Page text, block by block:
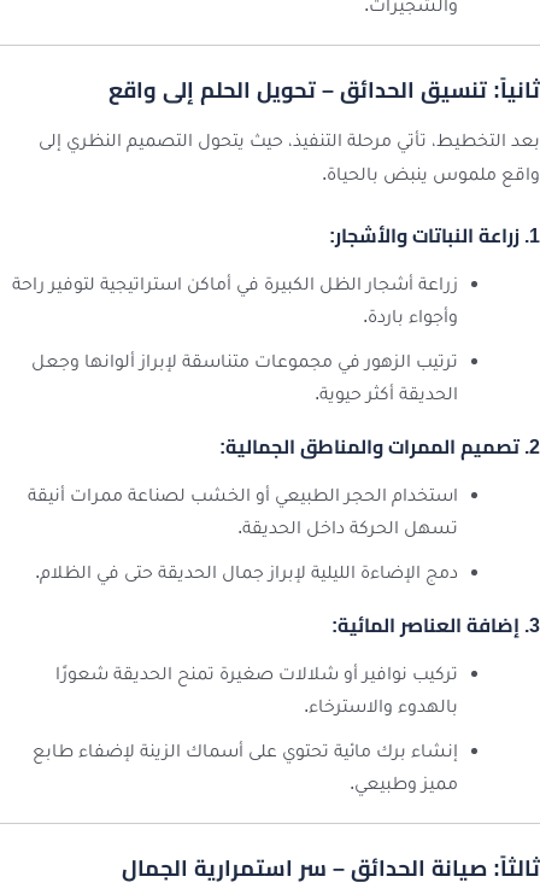
والشجيرات.
ثانياً: تنسيق الحدائق – تحويل الحلم إلى واقع
بعد التخطيط، تأتي مرحلة التنفيذ، حيث يتحول التصميم النظري إلى
واقع ملموس ينبض بالحياة.
1. زراعة النباتات والأشجار:
زراعة أشجار الظل الكبيرة في أماكن استراتيجية لتوفير راحة
وأجواء باردة.
ترتيب الزهور في مجموعات متناسقة لإبراز ألوانها وجعل
الحديقة أكثر حيوية.
2. تصميم الممرات والمناطق الجمالية:
استخدام الحجر الطبيعي أو الخشب لصناعة ممرات أنيقة
تسهل الحركة داخل الحديقة.
دمج الإضاءة الليلية لإبراز جمال الحديقة حتى في الظلام.
3. إضافة العناصر المائية:
تركيب نوافير أو شلالات صغيرة تمنح الحديقة شعورًا
بالهدوء والاسترخاء.
إنشاء برك مائية تحتوي على أسماك الزينة لإضفاء طابع
مميز وطبيعي.
ثالثاً: صيانة الحدائق – سر استمرارية الجمال